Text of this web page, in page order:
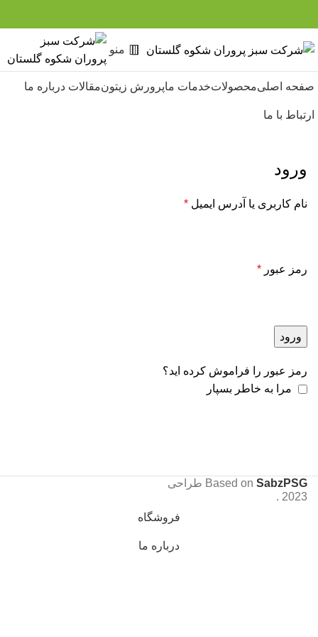
منو
صفحه اصلیمحصولاتخدمات ماپرورش زیتونمقالات درباره ما
ارتباط با ما
ورود
نام کاربری یا آدرس ایمیل *
رمز عبور *
ورود
رمز عبور را فراموش کرده اید؟
مرا به خاطر بسپار
Based on SabzPSG
طراحی
2023
.
فروشگاه
درباره ما